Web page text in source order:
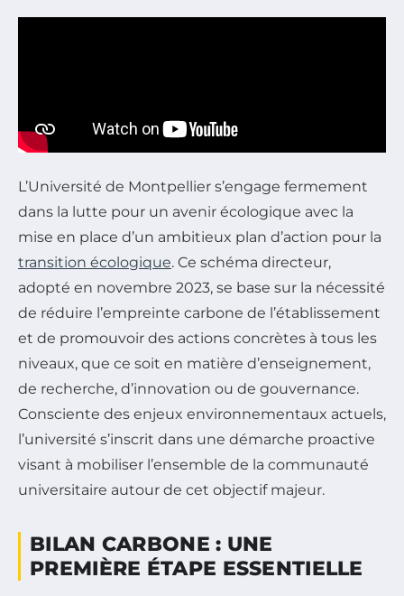
L’Université de Montpellier s’engage fermement
dans la lutte pour un avenir écologique avec la
mise en place d’un ambitieux plan d’action pour la
transition écologique. Ce schéma directeur,
adopté en novembre 2023, se base sur la nécessité
de réduire l’empreinte carbone de l’établissement
et de promouvoir des actions concrètes à tous les
niveaux, que ce soit en matière d’enseignement,
de recherche, d’innovation ou de gouvernance.
Consciente des enjeux environnementaux actuels,
l’université s’inscrit dans une démarche proactive
visant à mobiliser l’ensemble de la communauté
universitaire autour de cet objectif majeur.
BILAN CARBONE : UNE
PREMIÈRE ÉTAPE ESSENTIELLE